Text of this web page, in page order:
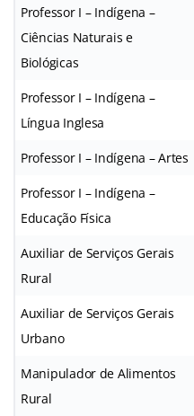
Professor I – Indígena –
Ciências Naturais e
Biológicas
Professor I – Indígena –
Língua Inglesa
Professor I – Indígena – Artes
Professor I – Indígena –
Educação Física
Auxiliar de Serviços Gerais
Rural
Auxiliar de Serviços Gerais
Urbano
Manipulador de Alimentos
Rural